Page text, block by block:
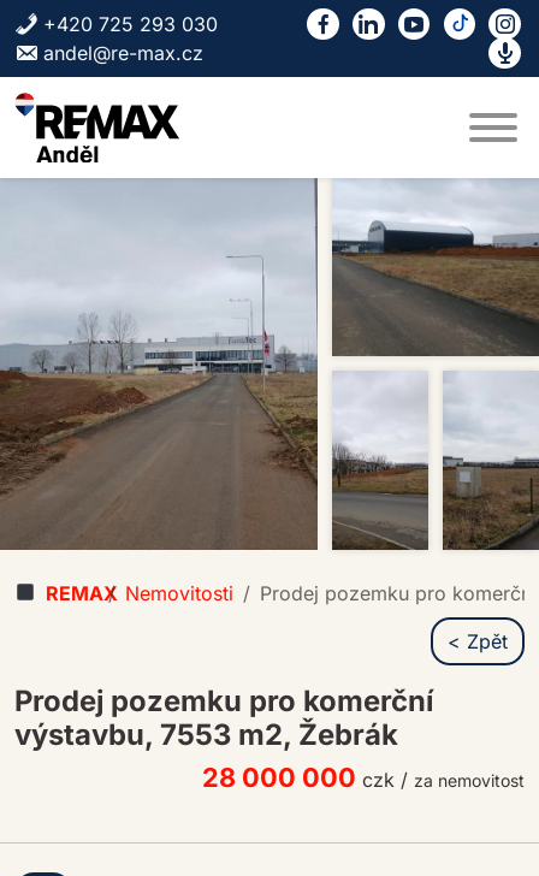
Skip to content
+420 725 293 030
andel@re-max.cz
REMAX Nemovitosti
Prodej pozemku pro
< Zpět
Prodej pozemku pro komerční
výstavbu, 7553 m2, Žebrák
28 000 000 czk / za nemovitost